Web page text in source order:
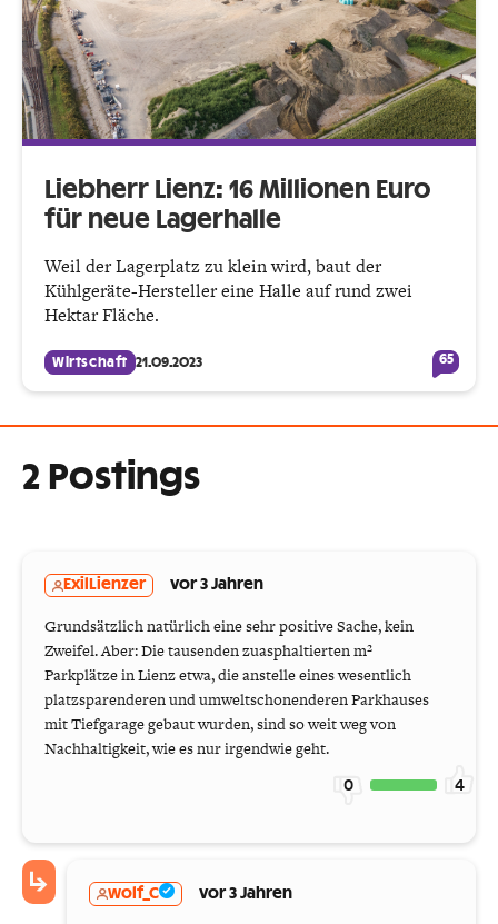
Liebherr Lienz: 16 Millionen Euro
für neue Lagerhalle
Weil der Lagerplatz zu klein wird, baut der
Kühlgeräte-Hersteller eine Halle auf rund zwei
Hektar Fläche.
Wirtschaft 21.09.2023 65
2 Postings
ExilLienzer vor 3 Jahren
Grundsätzlich natürlich eine sehr positive Sache, kein
Zweifel. Aber: Die tausenden zuasphaltierten m²
Parkplätze in Lienz etwa, die anstelle eines wesentlich
platzsparenderen und umweltschonenderen Parkhauses
mit Tiefgarage gebaut wurden, sind so weit weg von
Nachhaltigkeit, wie es nur irgendwie geht.
0 4
wolf_C vor 3 Jahren